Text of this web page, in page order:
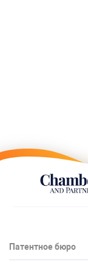
Патентное бюро